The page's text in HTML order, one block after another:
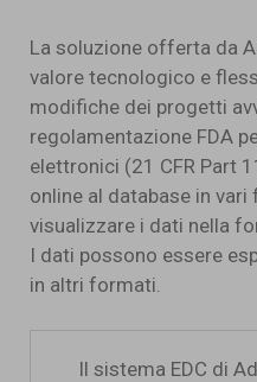
La soluzione offerta da
valore tecnologico e
modifiche dei progetti
regolamentazione FDA
elettronici (21 CFR Part
online al database in
visualizzare i dati nella
I dati possono essere
in altri formati.
Il sistema EDC di